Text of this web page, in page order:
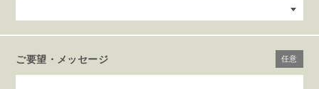
ご要望・メッセージ 任意